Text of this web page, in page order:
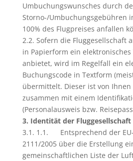
Umbuchungswunsches durch
Storno-/Umbuchungsgebühren
100% des Flugpreises anfallen
2.2. Sofern die Fluggesellschaft
in Papierform ein elektronisches
anbietet, wird im Regelfall ein
Buchungscode in Textform
übermittelt. Dieser ist von Ihnen
zusammen mit einem
(Personalausweis bzw.
3. Identität der Fluggesellschaft
3.1. 1.1. Entsprechend der
2111/2005 über die Erstellung
gemeinschaftlichen Liste der